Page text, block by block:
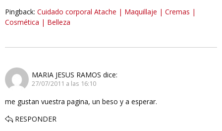
Pingback: Cuidado corporal Atache | Maquillaje | Cremas |
Cosmética | Belleza
MARIA JESUS RAMOS dice:
27/07/2011 a las 16:10
me gustan vuestra pagina, un beso y a esperar.
RESPONDER